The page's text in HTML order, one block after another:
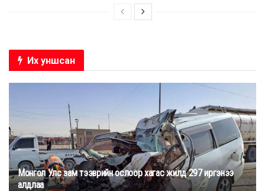
Их уншсан
Монгол Улс зам тээврийн ослоор хагас жилд 297 иргэнээ
алдлаа